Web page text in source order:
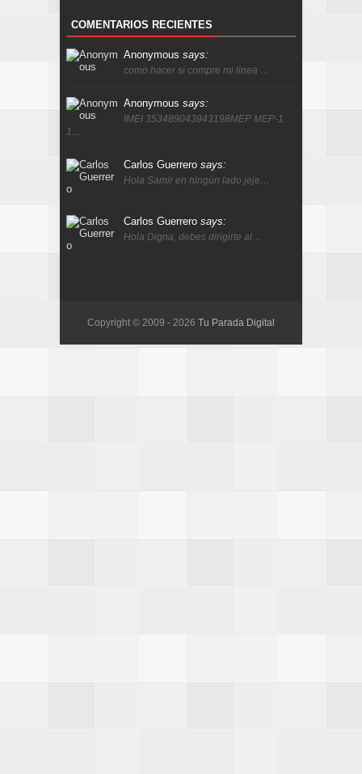
COMENTARIOS RECIENTES
Anonymous says:
como hacer si compre mi linea …
Anonymous says:
IMEI 353489043943198MEP MEP-1
1…
Carlos Guerrero says:
Hola Samir en ningún lado jeje…
Carlos Guerrero says:
Hola Digna, debes dirigirte al…
Copyright © 2009 - 2026 Tu Parada Digital